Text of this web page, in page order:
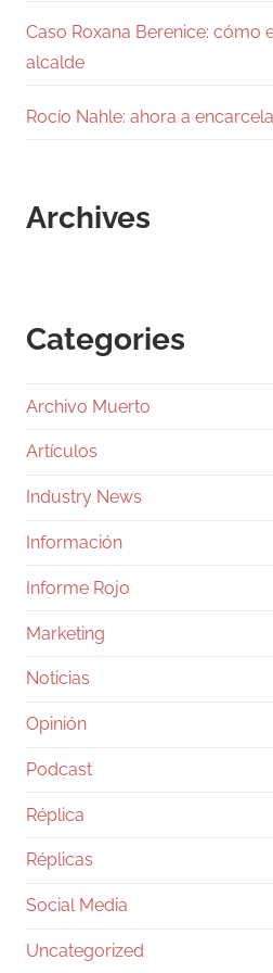
Caso Roxana Berenice: cómo
alcalde
Rocío Nahle: ahora a
Archives
Categories
Archivo Muerto
Artículos
Industry News
Información
Informe Rojo
Marketing
Noticias
Opinión
Podcast
Réplica
Réplicas
Social Media
Uncategorized